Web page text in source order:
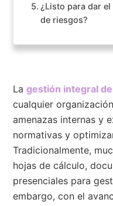
¿Listo para dar
de riesgos?
Lagestión integral
cualquier
amenazas internas y
normativas y
Tradicionalmente,
hojas de cálculo,
presenciales para
embargo, con el